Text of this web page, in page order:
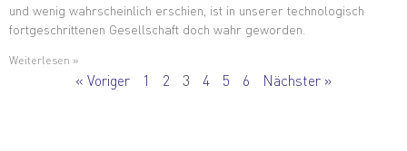
und wenig wahrscheinlich erschien, ist in unserer technologisch
fortgeschrittenen Gesellschaft doch wahr geworden.
Weiterlesen »
« Voriger 1 2 3 4 5 6 Nächster »